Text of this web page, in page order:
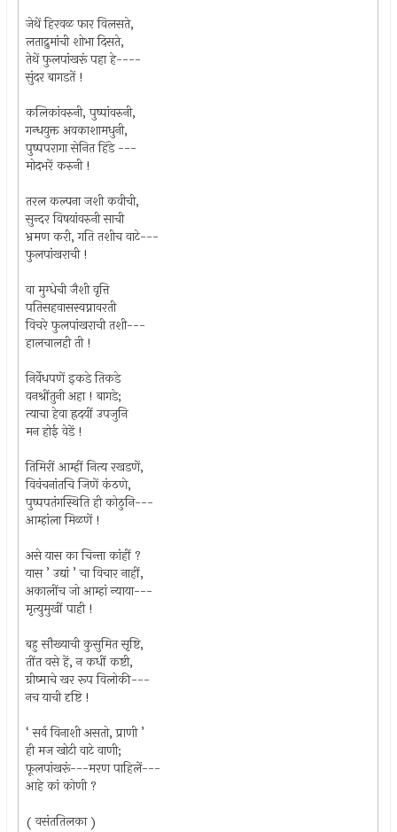
जेथें हिरवळ फार विलसते,
लताद्रुमांची शोभा दिसते,
तेथें फुलपांखरूं पहा हे----
सुंदर बागडतें !
कलिकांवरुनी, पुष्पांवरुनी,
गन्धयुक्त अवकाशामधुनी,
पुष्पपरागा सेनित हिंडे ---
मोदभरें करुनी !
तरल कल्पना जशी कवीची,
सुन्दर विषयांवरुनी साची
भ्रमण करी, गति तशीच वाटे---
फुलपांखराची !
वा मुग्धेची जैशी वृत्ति
पतिसहवासस्वप्नावरती
विचरे फुलपांखराची तशी---
हालचालही ती !
निर्वेधपणें इकडे तिकडे
वनश्रींतुनी अहा ! बागडे;
त्याचा हेवा ह्रदयीं उपजुनि
मन होई वेडें !
तिमिरीं आम्हीं नित्य रखडणें,
विवंचनांतचि जिणें कंठणे,
पुष्पपतंगस्थिति ही कोठुनि---
आम्हांला मिळणें !
असे यास का चिन्ता कांहीं ?
यास ’ उद्यां ’ चा विचार नाहीं,
अकालींच जो आम्हां न्याया---
मृत्युमुखीं पाही !
बहु सौख्याची कुसुमित सृष्टि,
तींत वसे हें, न कधीं कष्टी,
ग्रीष्माचे खर रूप विलोकी---
नच याची दृष्टि !
‘ सर्व विनाशी असतो, प्राणी ’
ही मज खोटी वाटे वाणी;
फूलपांखरूं---मरण पाहिलें---
आहे कां कोणी ?
( वसंततिलका )